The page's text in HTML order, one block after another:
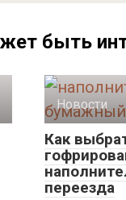
быть
Новости
Как
переезда